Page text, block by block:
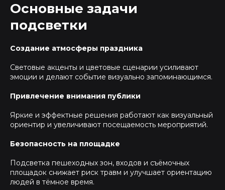
Основные задачи
подсветки
Создание атмосферы праздника
Световые акценты и цветовые сценарии усиливают
эмоции и делают событие визуально запоминающимся.
Привлечение внимания публики
Яркие и эффектные решения работают как визуальный
ориентир и увеличивают посещаемость мероприятий.
Безопасность на площадке
Подсветка пешеходных зон, входов и съёмочных
площадок снижает риск травм и улучшает ориентацию
людей в тёмное время.